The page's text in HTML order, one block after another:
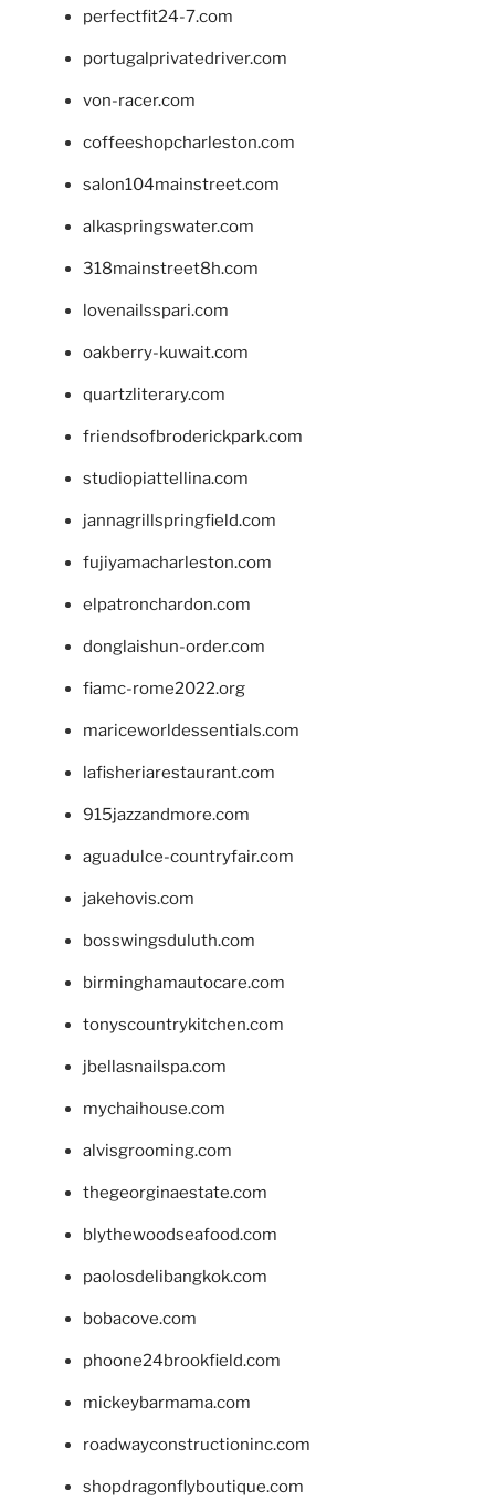
perfectfit24-7.com
portugalprivatedriver.com
von-racer.com
coffeeshopcharleston.com
salon104mainstreet.com
alkaspringswater.com
318mainstreet8h.com
lovenailsspari.com
oakberry-kuwait.com
quartzliterary.com
friendsofbroderickpark.com
studiopiattellina.com
jannagrillspringfield.com
fujiyamacharleston.com
elpatronchardon.com
donglaishun-order.com
fiamc-rome2022.org
mariceworldessentials.com
lafisheriarestaurant.com
915jazzandmore.com
aguadulce-countryfair.com
jakehovis.com
bosswingsduluth.com
birminghamautocare.com
tonyscountrykitchen.com
jbellasnailspa.com
mychaihouse.com
alvisgrooming.com
thegeorginaestate.com
blythewoodseafood.com
paolosdelibangkok.com
bobacove.com
phoone24brookfield.com
mickeybarmama.com
roadwayconstructioninc.com
shopdragonflyboutique.com